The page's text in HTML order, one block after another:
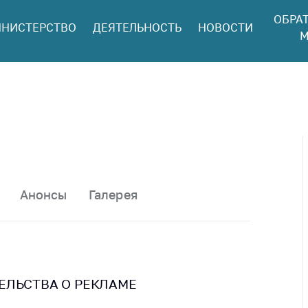
в МАРТ
прием
о росте
ДЕЯТЕЛЬНОСТЬ НОВОСТИ
Анонсы Галерея
О РЕКЛАМЕ